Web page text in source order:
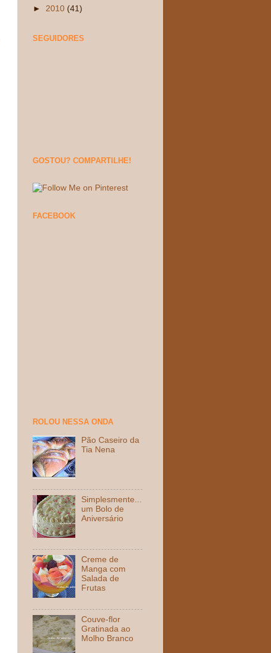
► 2010 (41)
SEGUIDORES
GOSTOU? COMPARTILHE!
FACEBOOK
ROLOU NESSA ONDA
Pão Caseiro da
Tia Nena
Simplesmente...
um Bolo de
Aniversário
Creme de
Manga com
Salada de
Frutas
Couve-flor
Gratinada ao
Molho Branco